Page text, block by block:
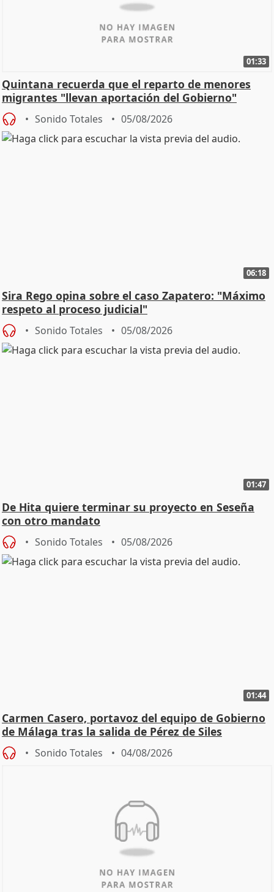
01:33
Quintana recuerda que el reparto de menores
migrantes "llevan aportación del Gobierno"
central
Sonido Totales 05/08/2026
06:18
Sira Rego opina sobre el caso Zapatero: "Máximo
respeto al proceso judicial"
Sonido Totales 05/08/2026
01:47
De Hita quiere terminar su proyecto en Seseña
con otro mandato
Sonido Totales 05/08/2026
01:44
Carmen Casero, portavoz del equipo de Gobierno
de Málaga tras la salida de Pérez de Siles
Sonido Totales 04/08/2026